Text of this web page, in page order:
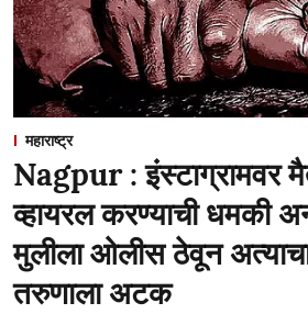
महाराष्ट्र
Nagpur : इंस्टाग्रामवर
व्हायरल करण्याची धमकी
मुलीला ओलीस ठेवून
तरुणाला अटक